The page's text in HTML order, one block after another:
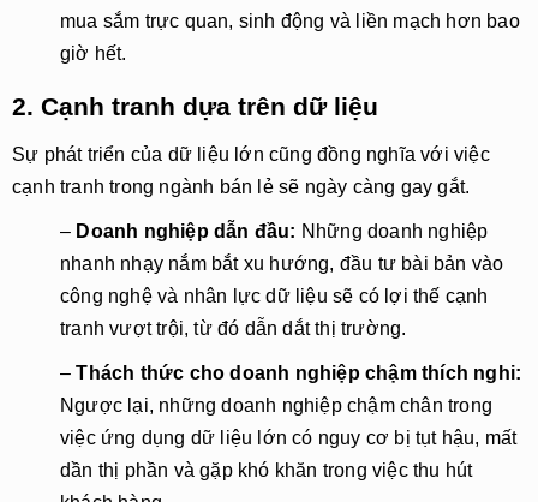
mua sắm trực quan, sinh động và liền mạch hơn bao
giờ hết.
2. Cạnh tranh dựa trên dữ liệu
Sự phát triển của dữ liệu lớn cũng đồng nghĩa với việc
cạnh tranh trong ngành bán lẻ sẽ ngày càng gay gắt.
– Doanh nghiệp dẫn đầu: Những doanh nghiệp
nhanh nhạy nắm bắt xu hướng, đầu tư bài bản vào
công nghệ và nhân lực dữ liệu sẽ có lợi thế cạnh
tranh vượt trội, từ đó dẫn dắt thị trường.
–Thách thức cho doanh nghiệp chậm thích nghi:
Ngược lại, những doanh nghiệp chậm chân trong
việc ứng dụng dữ liệu lớn có nguy cơ bị tụt hậu, mất
dần thị phần và gặp khó khăn trong việc thu hút